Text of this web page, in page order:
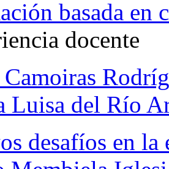
basada en
docente
Luisa del Río
desafíos en la